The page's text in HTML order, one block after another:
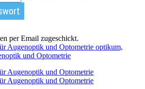
per Email zugeschickt.
optikum,
und Optometrie